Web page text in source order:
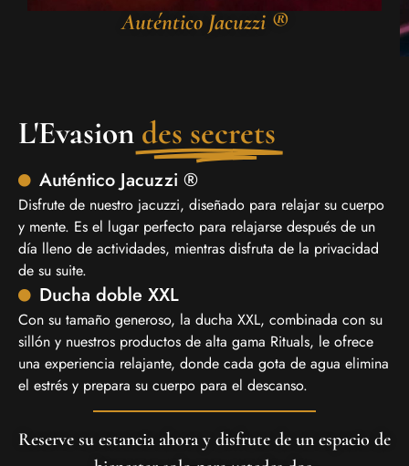
Auténtico Jacuzzi ®️
L'Evasion des secrets
Auténtico Jacuzzi ®️
Disfrute de nuestro jacuzzi, diseñado para relajar su cuerpo
y mente. Es el lugar perfecto para relajarse después de un
día lleno de actividades, mientras disfruta de la privacidad
de su suite.
Ducha doble XXL
Con su tamaño generoso, la ducha XXL, combinada con su
sillón y nuestros productos de alta gama Rituals, le ofrece
una experiencia relajante, donde cada gota de agua elimina
el estrés y prepara su cuerpo para el descanso.
Reserve su estancia ahora y disfrute de un espacio de